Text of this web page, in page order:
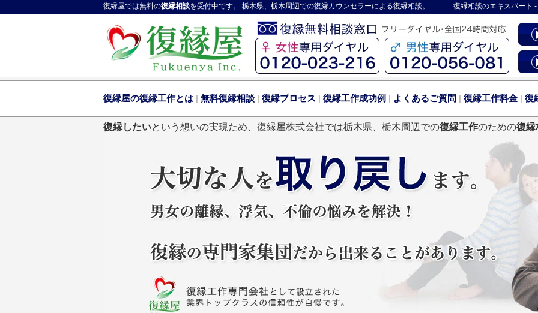
復縁屋では無料の復縁相談を受付中です。 栃木県、栃木周辺での復縁カウンセラーによる復縁相談。 復縁相談のエキスパート -
復縁屋の復縁工作とは | 無料復縁相談 | 復縁プロセス | 復縁工作成功例 | よくあるご質問 | 復縁工作料金 | 復
復縁したいという想いの実現ため、復縁屋株式会社では栃木県、栃木周辺での復縁工作のための復縁